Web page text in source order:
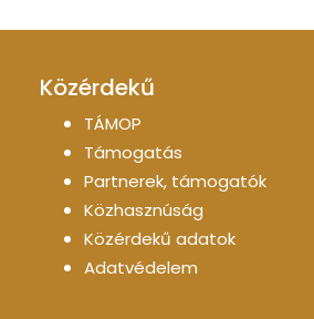
Közérdekű
TÁMOP
Támogatás
Partnerek, támogatók
Közhasznúság
Közérdekű adatok
Adatvédelem